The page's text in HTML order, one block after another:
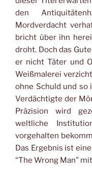
den
Mordverdacht
bricht über ihn
droht. Doch das Gute
er nicht Täter und
Weißmalerei
ohne Schuld und so
Verdächtigte der
Präzision wird
weltliche
vorgehalten
Das Ergebnis ist
“The Wrong Man”